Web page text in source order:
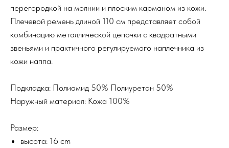
перегородкой на молнии и плоским карманом из кожи.
Плечевой ремень длиной 110 см представляет собой
комбинацию металлической цепочки с квадратными
звеньями и практичного регулируемого наплечника из
кожи наппа.
Подкладка: Полиамид 50% Полиуретан 50%
Наружный материал: Кожа 100%
Размер:
высота: 16 cm